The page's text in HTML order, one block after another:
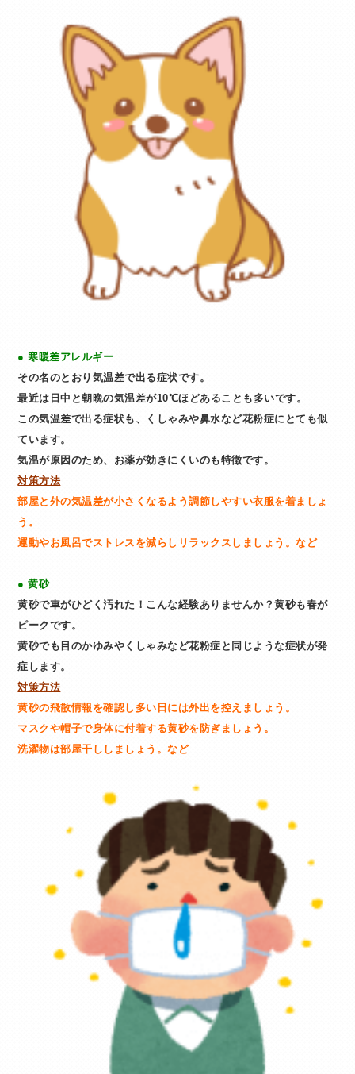
● 寒暖差アレルギー
その名のとおり気温差で出る症状です。
最近は日中と朝晩の気温差が10℃ほどあることも多いです。
この気温差で出る症状も、くしゃみや鼻水など花粉症にとても似
ています。
気温が原因のため、お薬が効きにくいのも特徴です。
対策方法
部屋と外の気温差が小さくなるよう調節しやすい衣服を着ましょ
う。
運動やお風呂でストレスを減らしリラックスしましょう。など
● 黄砂
黄砂で車がひどく汚れた！こんな経験ありませんか？黄砂も春が
ピークです。
黄砂でも目のかゆみやくしゃみなど花粉症と同じような症状が発
症します。
対策方法
黄砂の飛散情報を確認し多い日には外出を控えましょう。
マスクや帽子で身体に付着する黄砂を防ぎましょう。
洗濯物は部屋干ししましょう。など